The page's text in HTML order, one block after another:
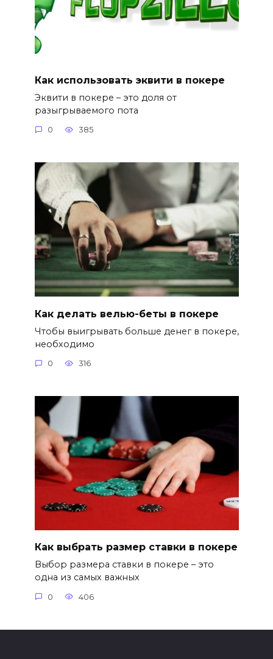
Как использовать эквити в покере
Эквити в покере – это доля от
разыгрываемого пота
0 385
Как делать велью-беты в покере
Чтобы выигрывать больше денег в покере,
необходимо
0 316
Как выбрать размер ставки в покере
Выбор размера ставки в покере – это
одна из самых важных
0 406